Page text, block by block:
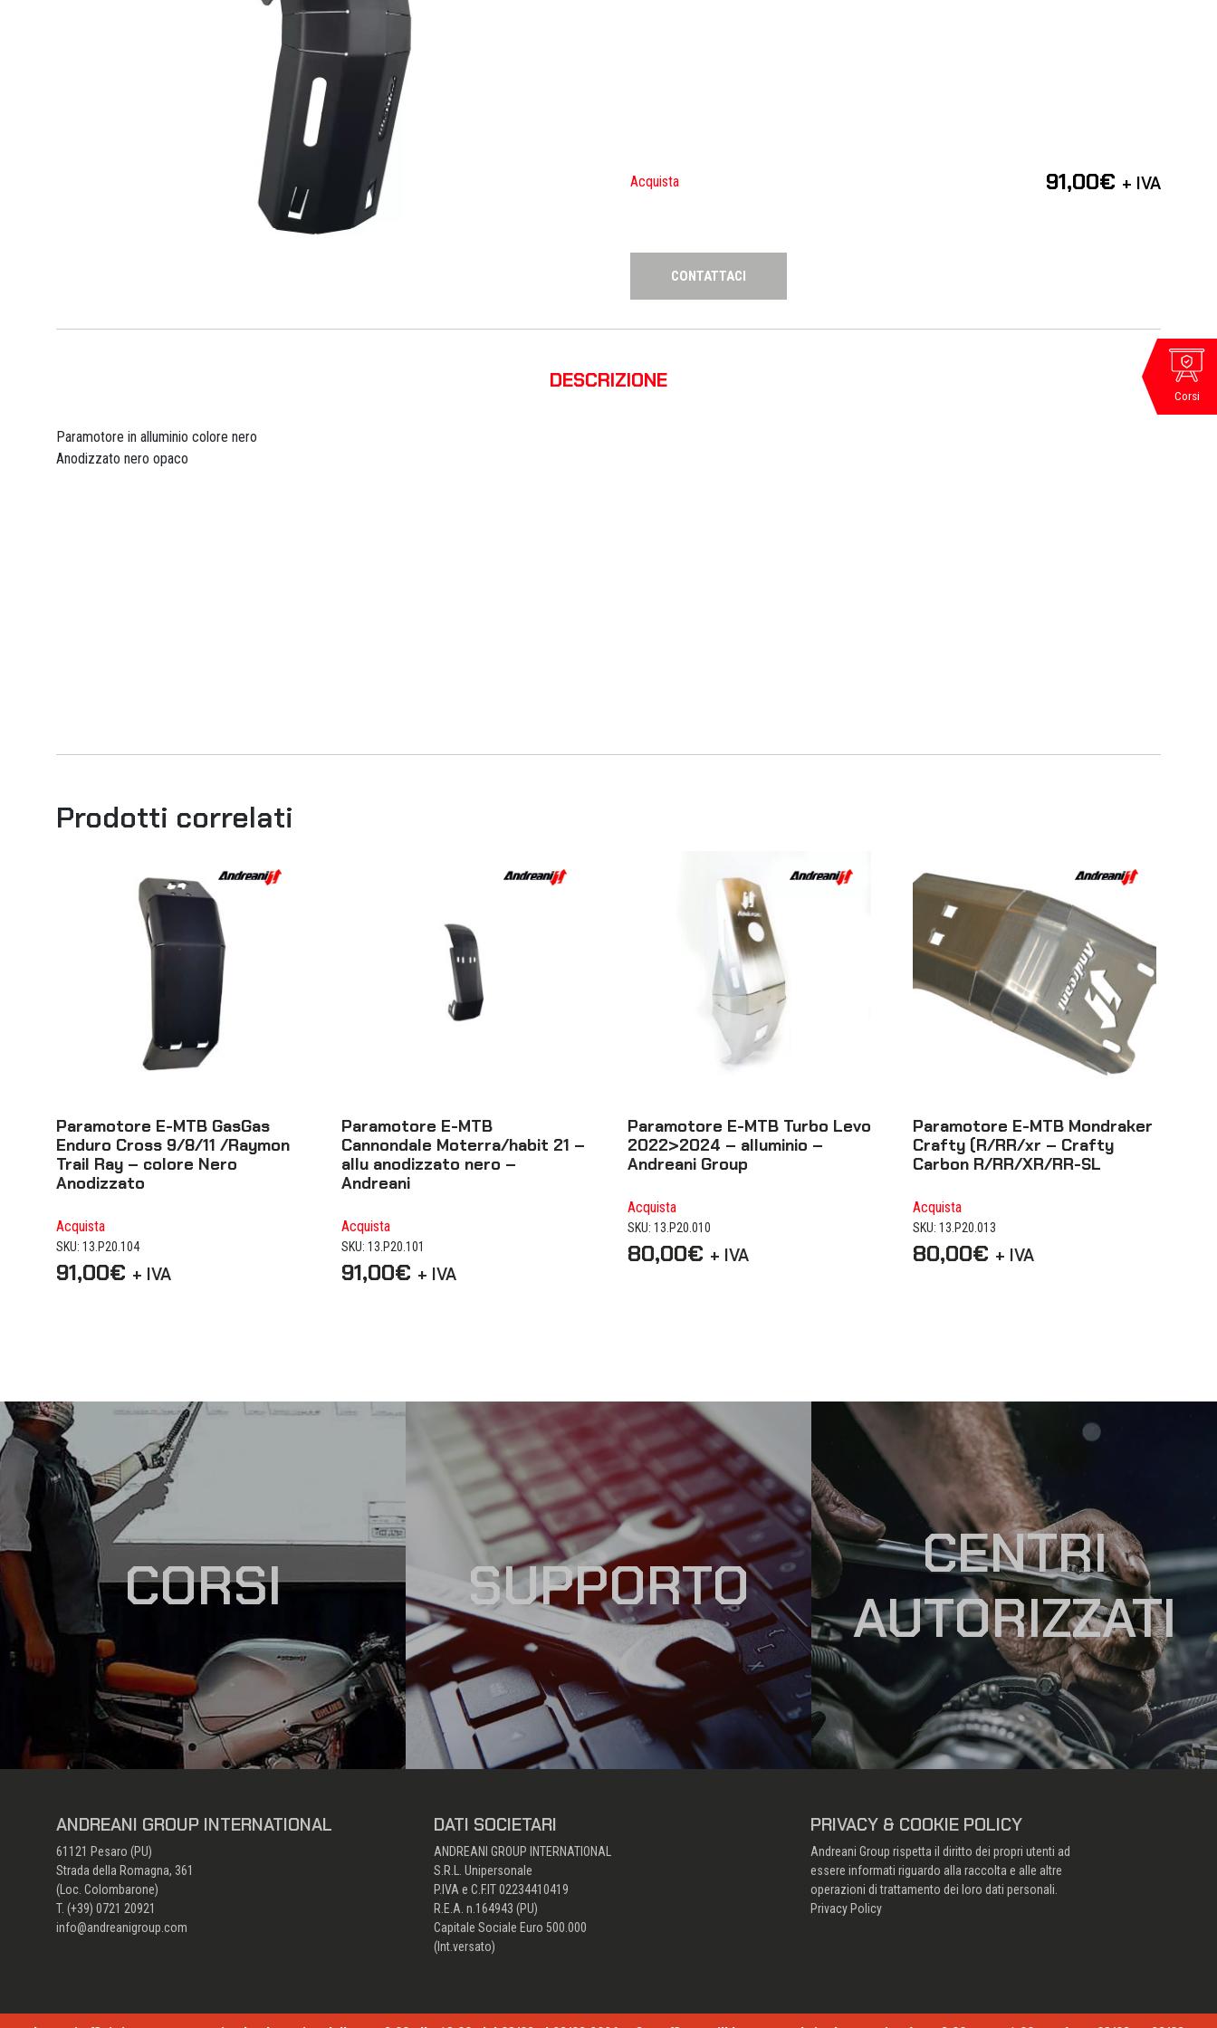
Acquista 91,00€ + IVA
CONTATTACI
DESCRIZIONE
Paramotore in alluminio colore nero
Anodizzato nero opaco
Prodotti correlati
Paramotore E-MTB GasGas
Enduro Cross 9/8/11 /Raymon
Trail Ray – colore Nero
Anodizzato
Acquista
SKU: 13.P20.104
91,00€ + IVA
Paramotore E-MTB
Cannondale Moterra/habit 21 –
allu anodizzato nero –
Andreani
Acquista
SKU: 13.P20.101
91,00€ + IVA
Paramotore E-MTB Turbo Levo
2022>2024 – alluminio –
Andreani Group
Acquista
SKU: 13.P20.010
80,00€ + IVA
Paramotore E-MTB Mondraker
Crafty (R/RR/xr – Crafty
Carbon R/RR/XR/RR-SL
Acquista
SKU: 13.P20.013
80,00€ + IVA
CORSI SUPPORTO
CENTRI
AUTORIZZATI
ANDREANI GROUP INTERNATIONAL
61121 Pesaro (PU)
Strada della Romagna, 361
(Loc. Colombarone)
T. (+39) 0721 20921
info@andreanigroup.com
DATI SOCIETARI
ANDREANI GROUP INTERNATIONAL
S.R.L. Unipersonale
P.IVA e C.F.IT 02234410419
R.E.A. n.164943 (PU)
Capitale Sociale Euro 500.000
(Int.versato)
PRIVACY & COOKIE POLICY
Andreani Group rispetta il diritto dei propri utenti ad
essere informati riguardo alla raccolta e alle altre
operazioni di trattamento dei loro dati personali.
Privacy Policy
Corsi